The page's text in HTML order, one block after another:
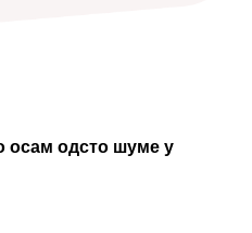
осам одсто шуме у